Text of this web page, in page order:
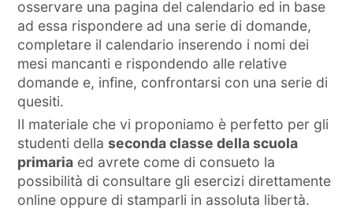
osservare una pagina del calendario ed in base
ad essa rispondere ad una serie di domande,
completare il calendario inserendo i nomi dei
mesi mancanti e rispondendo alle relative
domande e, infine, confrontarsi con una serie di
quesiti.
Il materiale che vi proponiamo è perfetto per gli
studenti dellaseconda classe della scuola
primaria ed avrete come di consueto la
possibilità di consultare gli esercizi direttamente
online oppure di stamparli in assoluta libertà.